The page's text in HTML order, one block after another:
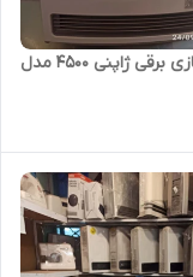
بخاری گازی برقی ژاپنی 4500 مدل